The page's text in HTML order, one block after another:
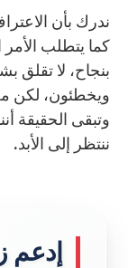
ندرك بأن
كما يتطلب الأمر
بنجاح، لا تقلق
ويخطئون، لكن
وتبقى الحقيقة
ننتظر إلى الأبد.
إدعم